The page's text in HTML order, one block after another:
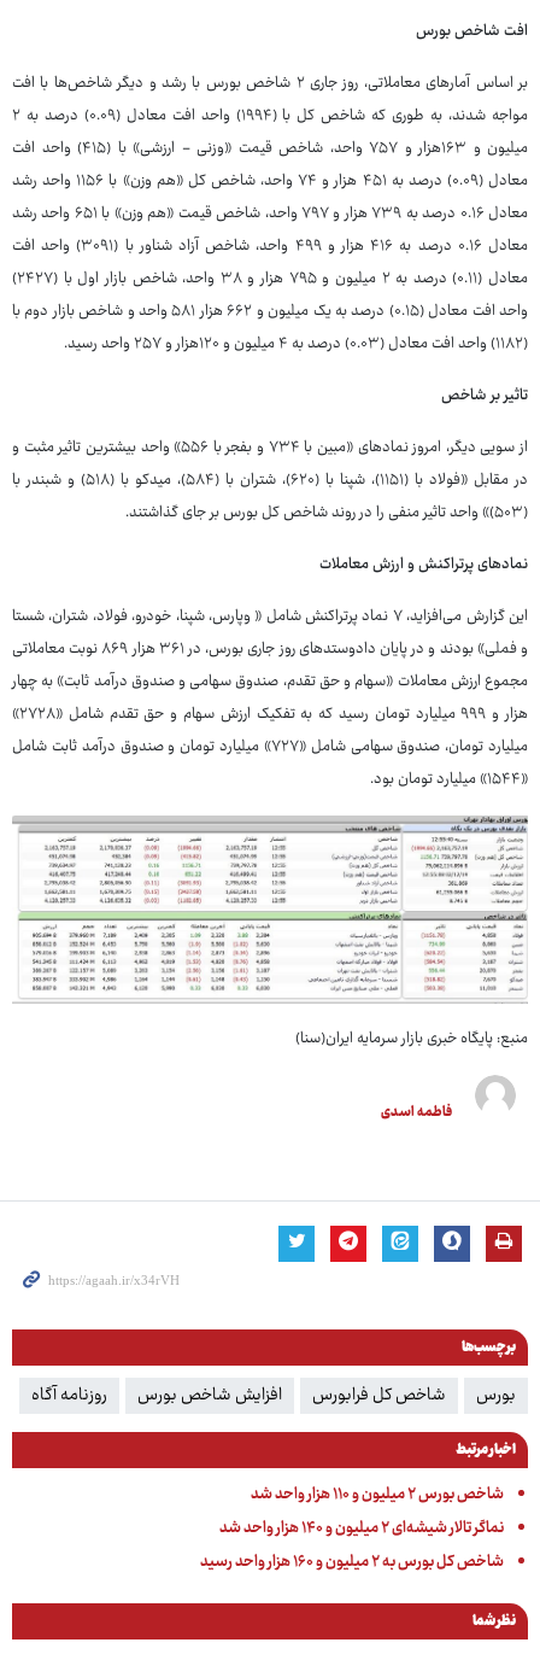
افت شاخص‌ بورس
بر اساس آمارهای معاملاتی، روز جاری ۲ شاخص‌ بورس با رشد و دیگر شاخص‌ها با افت
مواجه شدند، به طوری که شاخص کل با (۱۹۹۴) واحد افت معادل (۰.۰۹) درصد به ۲
میلیون و ۱۶۳هزار و ۷۵۷ واحد، شاخص‌ قیمت «وزنی - ارزشی» با (۴۱۵) واحد افت
معادل (۰.۰۹) درصد به ۴۵۱ هزار و ۷۴ واحد، شاخص کل «هم وزن» با ۱۱۵۶ واحد رشد
معادل ۰.۱۶ درصد به ۷۳۹ هزار و ۷۹۷ واحد، شاخص قیمت «هم وزن» با ۶۵۱ واحد رشد
معادل ۰.۱۶ درصد به ۴۱۶ هزار و ۴۹۹ واحد، شاخص آزاد شناور با (۳۰۹۱) واحد افت
معادل (۰.۱۱) درصد به ۲ میلیون و ۷۹۵ هزار و ۳۸ واحد، شاخص بازار اول با (۲۴۲۷)
واحد افت معادل (۰.۱۵) درصد به یک میلیون و ۶۶۲ هزار ۵۸۱ واحد و شاخص بازار دوم با
(۱۱۸۲) واحد افت معادل (۰.۰۳) درصد به ۴ میلیون و ۱۲۰هزار و ۲۵۷ واحد رسید.
تاثیر بر شاخص
از سویی دیگر، امروز نمادهای «مبین با ۷۳۴ و بفجر با ۵۵۶» واحد بیشترین تاثیر مثبت و
در مقابل «فولاد با (۱۱۵۱)، شپنا با (۶۲۰)، شتران با (۵۸۴)، میدکو با (۵۱۸) و شبندر با
(۵۰۳)» واحد تاثیر منفی را در روند شاخص کل بورس بر جای گذاشتند.
نمادهای پرتراکنش و ارزش معاملات
این گزارش می‌افزاید، ۷ نماد پرتراکنش شامل « وپارس، شپنا، خودرو، فولاد، شتران، شستا
و فملی» بودند و در پایان دادوستدهای روز جاری بورس، در ۳۶۱ هزار ۸۶۹ نوبت معاملاتی
مجموع ارزش معاملات «سهام و حق تقدم، صندوق سهامی و صندوق درآمد ثابت» به چهار
هزار و ۹۹۹ میلیارد تومان رسید که به تفکیک ارزش سهام و حق تقدم شامل «۲۷۲۸»
میلیارد تومان، صندوق سهامی شامل «۷۲۷» میلیارد تومان و صندوق درآمد ثابت شامل
«۱۵۴۴» میلیارد تومان بود.
منبع: پایگاه خبری بازار سرمایه ایران(سنا)
فاطمه اسدی
برچسب‌ها
بورس شاخص کل فرابورس افزایش شاخص بورس روزنامه آگاه
اخبار مرتبط
شاخص بورس ۲ میلیون و ۱۱۰ هزار واحد شد
نماگر تالار شیشه‌ای ۲ میلیون و ۱۴۰ هزار واحد شد
شاخص کل بورس به ۲ میلیون و ۱۶۰ هزار واحد رسید
نظر شما